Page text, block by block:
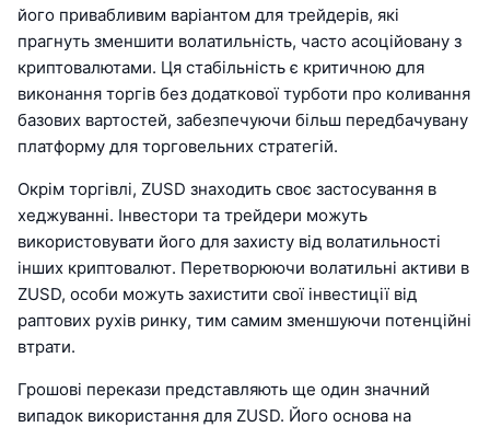
його привабливим варіантом для трейдерів, які
прагнуть зменшити волатильність, часто асоційовану з
криптовалютами. Ця стабільність є критичною для
виконання торгів без додаткової турботи про коливання
базових вартостей, забезпечуючи більш передбачувану
платформу для торговельних стратегій.
Окрім торгівлі, ZUSD знаходить своє застосування в
хеджуванні. Інвестори та трейдери можуть
використовувати його для захисту від волатильності
інших криптовалют. Перетворюючи волатильні активи в
ZUSD, особи можуть захистити свої інвестиції від
раптових рухів ринку, тим самим зменшуючи потенційні
втрати.
Грошові перекази представляють ще один значний
випадок використання для ZUSD. Його основа на